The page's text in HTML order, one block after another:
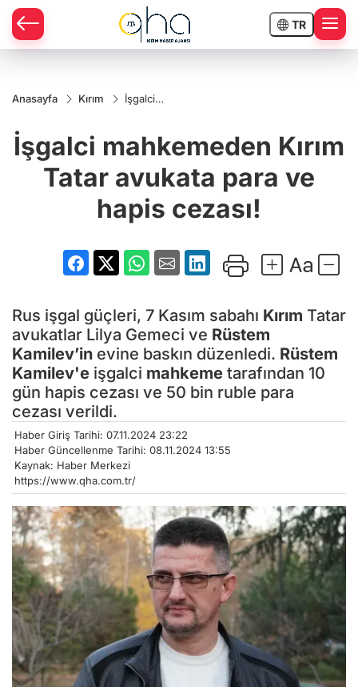
TR
Anasayfa Kırım
İşgalci
avukata para
ve hapis
İşgalci mahkemeden Kırım
Tatar avukata para ve
hapis cezası!
Rus işgal güçleri, 7 Kasım sabahı Kırım Tatar
avukatlar Lilya Gemeci ve Rüstem
Kamilev’in evine baskın düzenledi. Rüstem
Kamilev'e işgalci mahkeme tarafından 10
gün hapis cezası ve 50 bin ruble para
cezası verildi.
Haber Giriş Tarihi: 07.11.2024 23:22
Haber Güncellenme Tarihi: 08.11.2024 13:55
Kaynak: Haber Merkezi
https://www.qha.com.tr/